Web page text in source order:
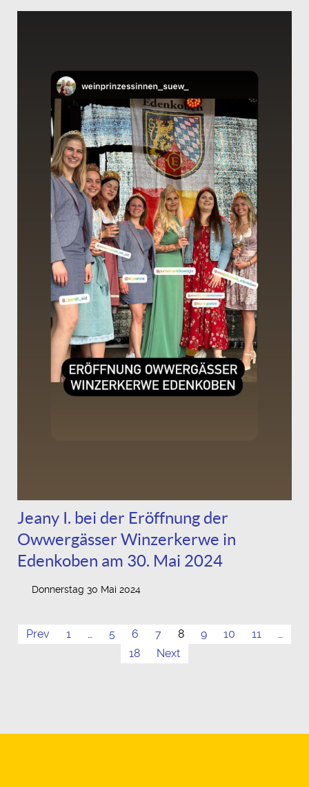
Jeany I. bei der Eröffnung der
Owwergässer Winzerkerwe in
Edenkoben am 30. Mai 2024
Donnerstag 30 Mai 2024
Prev 1 … 5 6 7 8 9 10 11
…
18
Next